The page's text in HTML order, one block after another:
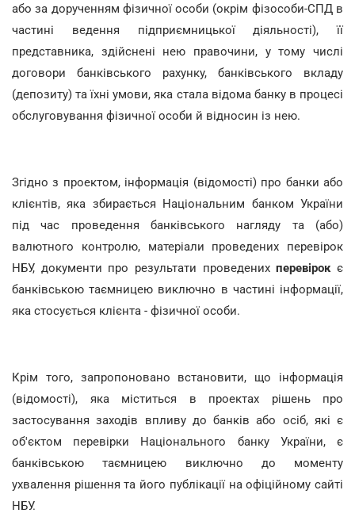
або за дорученням фізичної особи (окрім фізособи-СПД в
частині ведення підприємницької діяльності), її
представника, здійснені нею правочини, у тому числі
договори банківського рахунку, банківського вкладу
(депозиту) та їхні умови, яка стала відома банку в процесі
обслуговування фізичної особи й відносин із нею.
Згідно з проектом, інформація (відомості) про банки або
клієнтів, яка збирається Національним банком України
під час проведення банківського нагляду та (або)
валютного контролю, матеріали проведених перевірок
НБУ, документи про результати проведенихперевірокє
банківською таємницею виключно в частині інформації,
яка стосується клієнта - фізичної особи.
Крім того, запропоновано встановити, що інформація
(відомості), яка міститься в проектах рішень про
застосування заходів впливу до банків або осіб, які є
об'єктом перевірки Національного банку України, є
банківською таємницею виключно до моменту
ухвалення рішення та його публікації на офіційному сайті
НБУ.